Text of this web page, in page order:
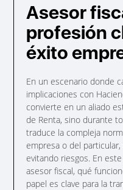
Asesor
profesión
éxito
En un escenario donde
implicaciones con
convierte en un aliado
de Renta, sino durante
traduce la compleja
empresa o del
evitando riesgos. En
asesor fiscal, qué
papel es clave para la